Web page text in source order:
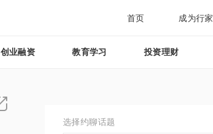
首页 成为行家
创业融资 教育学习 投资理财
选择约聊话题